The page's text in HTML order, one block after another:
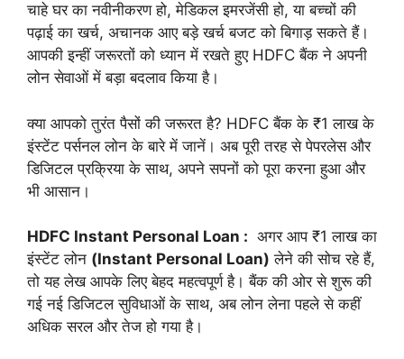
चाहे घर का नवीनीकरण हो, मेडिकल इमरजेंसी हो, या बच्चों की
पढ़ाई का खर्च, अचानक आए बड़े खर्च बजट को बिगाड़ सकते हैं।
आपकी इन्हीं जरूरतों को ध्यान में रखते हुए HDFC बैंक ने अपनी
लोन सेवाओं में बड़ा बदलाव किया है।
क्या आपको तुरंत पैसों की जरूरत है? HDFC बैंक के ₹1 लाख के
इंस्टेंट पर्सनल लोन के बारे में जानें। अब पूरी तरह से पेपरलेस और
डिजिटल प्रक्रिया के साथ, अपने सपनों को पूरा करना हुआ और
भी आसान।
HDFC Instant Personal Loan : अगर आप ₹1 लाख का
इंस्टेंट लोन (Instant Personal Loan) लेने की सोच रहे हैं,
तो यह लेख आपके लिए बेहद महत्वपूर्ण है। बैंक की ओर से शुरू की
गई नई डिजिटल सुविधाओं के साथ, अब लोन लेना पहले से कहीं
अधिक सरल और तेज हो गया है।